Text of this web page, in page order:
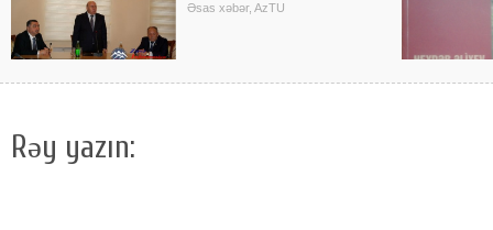
Əsas xəbər, AzTU
Rəy yazın: